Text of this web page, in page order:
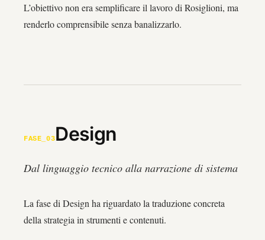
L’obiettivo non era semplificare il lavoro di Rosiglioni, ma
renderlo comprensibile senza banalizzarlo.
FASE_03Design
Dal linguaggio tecnico alla narrazione di sistema
La fase di Design ha riguardato la traduzione concreta
della strategia in strumenti e contenuti.